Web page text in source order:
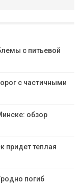
с питьевой
с частичными
обзор
придет теплая
погиб